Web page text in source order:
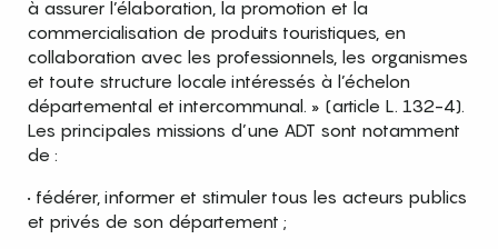
à assurer l’élaboration, la promotion et la
commercialisation de produits touristiques, en
collaboration avec les professionnels, les organismes
et toute structure locale intéressés à l’échelon
départemental et intercommunal. » (article L. 132-4).
Les principales missions d’une ADT sont notamment
de :
• fédérer, informer et stimuler tous les acteurs publics
et privés de son département ;